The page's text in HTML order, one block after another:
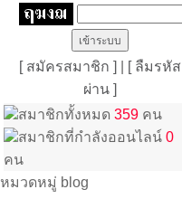
[ สมัครสมาชิก ]
[ ลืมรหัส
ผ่าน ]
สมาชิกทั้งหมด 359 คน
สมาชิกที่กำลังออนไลน์ 0
คน
หมวดหมู่ blog